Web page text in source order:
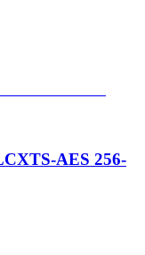
AES 256-